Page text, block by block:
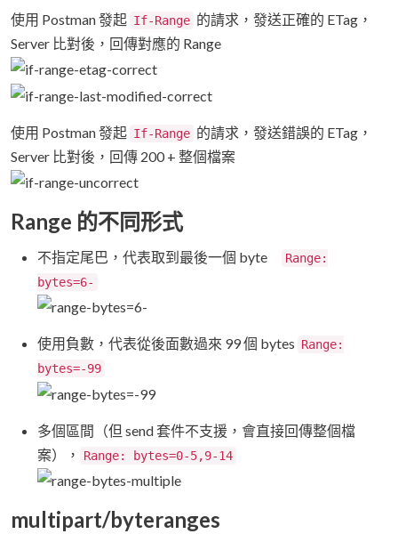
使用 Postman 發起 If-Range 的請求，發送正確的 ETag，
Server 比對後，回傳對應的 Range
使用 Postman 發起 If-Range 的請求，發送錯誤的 ETag，
Server 比對後，回傳 200 + 整個檔案
Range 的不同形式
不指定尾巴，代表取到最後一個 byte
Range:
bytes=6-
使用負數，代表從後面數過來 99 個 bytes Range:
bytes=-99
多個區間（但 send 套件不支援，會直接回傳整個檔
案），
Range: bytes=0-5,9-14
multipart/byteranges